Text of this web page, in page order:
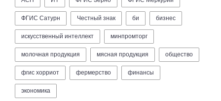
ФГИС Сатурн Честный знак би бизнес
искусственный интеллект минпромторг
молочная продукция мясная продукция общество
фгис хорриот фермерство финансы
экономика